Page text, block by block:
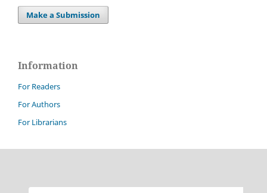
Make a Submission
Information
For Readers
For Authors
For Librarians